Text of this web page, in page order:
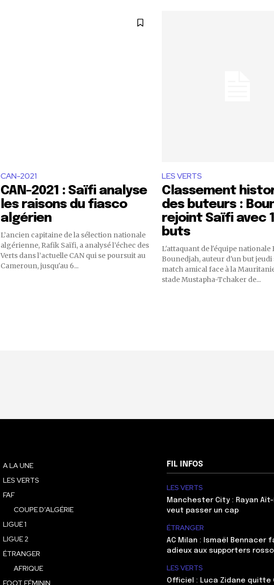
CAN-2021
CAN-2021 : Saïfi analyse
les raisons du fiasco
algérien
L’ancien capitaine de la sélection nationale
algérienne, Rafik Saïfi, a analysé l’échec des
Verts dans l’actuelle CAN qui se poursuit au
Cameroun, jusqu'au 6...
LES VERTS
Classement
des buteurs :
rejoint Saïfi avec
buts
L'attaquant de l'équipe nationale
Bounedjah, auteur d'un but
match amical face à la
stade Mustapha-Tchaker de...
A LA UNE
LES VERTS
FAF
COUPE D’ALGÉRIE
LIGUE 1
LIGUE 2
ÉTRANGER
AFRIQUE
FOOT FÉMININ
FIL INFOS
LES VERTS
Manchester City : Rayan
veut passer un cap
ÉTRANGER
AC Milan : Ismaël Bennacer
adieux aux supporters
LES VERTS
Officiel : Luca Zidane quitte